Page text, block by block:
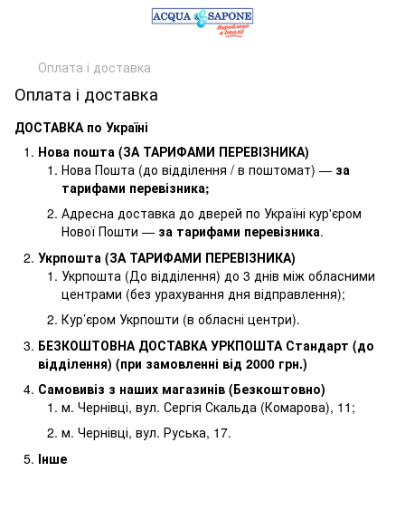
Оплата і доставка
Оплата і доставка
ДОСТАВКА по Україні
Нова пошта (ЗА ТАРИФАМИ ПЕРЕВІЗНИКА)
Нова Пошта (до відділення / в поштомат) — за
тарифами перевізника;
Адресна доставка до дверей по Україні кур'єром
Нової Пошти — за тарифами перевізника.
Укрпошта (ЗА ТАРИФАМИ ПЕРЕВІЗНИКА)
Укрпошта (До відділення) до 3 днів між обласними
центрами (без урахування дня відправлення);
Кур’єром Укрпошти (в обласні центри).
БЕЗКОШТОВНА ДОСТАВКА УРКПОШТА Стандарт (до
відділення) (при замовленні від 2000 грн.)
Самовивіз з наших магазинів (Безкоштовно)
м. Чернівці, вул. Сергія Скальда (Комарова), 11;
м. Чернівці, вул. Руська, 17.
Інше